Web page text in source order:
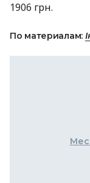
1906 грн.
По материалам: